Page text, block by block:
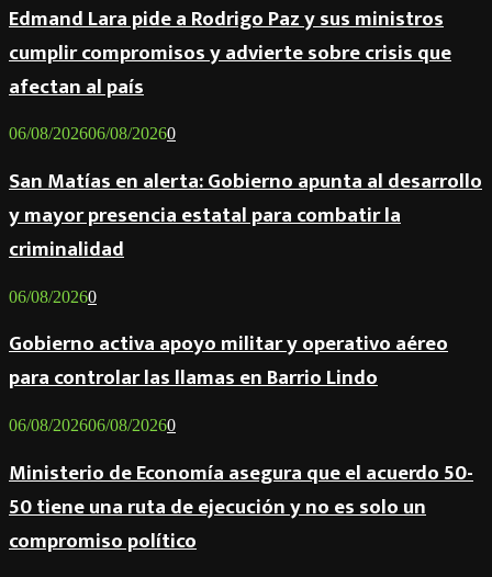
Edmand Lara pide a Rodrigo Paz y sus ministros
cumplir compromisos y advierte sobre crisis que
afectan al país
06/08/202606/08/20260
San Matías en alerta: Gobierno apunta al desarrollo
y mayor presencia estatal para combatir la
criminalidad
06/08/20260
Gobierno activa apoyo militar y operativo aéreo
para controlar las llamas en Barrio Lindo
06/08/202606/08/20260
Ministerio de Economía asegura que el acuerdo 50-
50 tiene una ruta de ejecución y no es solo un
compromiso político